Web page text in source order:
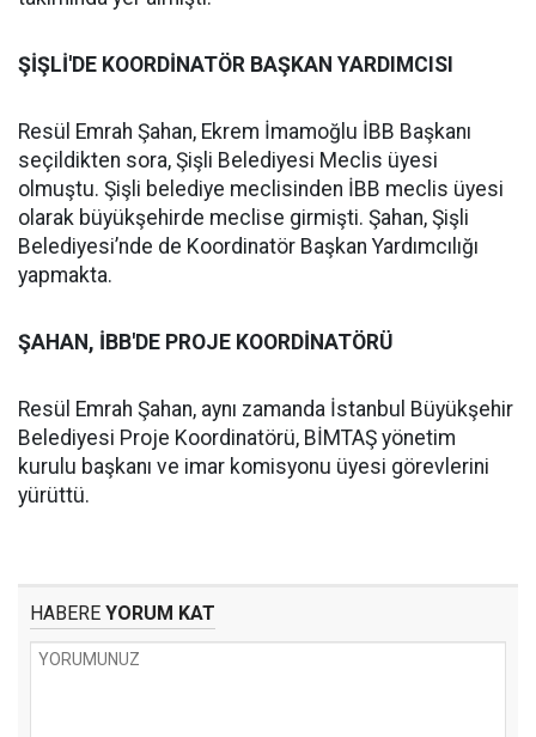
ŞİŞLİ'DE KOORDİNATÖR BAŞKAN YARDIMCISI
Resül Emrah Şahan, Ekrem İmamoğlu İBB Başkanı
seçildikten sora, Şişli Belediyesi Meclis üyesi
olmuştu. Şişli belediye meclisinden İBB meclis üyesi
olarak büyükşehirde meclise girmişti. Şahan, Şişli
Belediyesi’nde de Koordinatör Başkan Yardımcılığı
yapmakta.
ŞAHAN, İBB'DE PROJE KOORDİNATÖRÜ
Resül Emrah Şahan, aynı zamanda İstanbul Büyükşehir
Belediyesi Proje Koordinatörü, BİMTAŞ yönetim
kurulu başkanı ve imar komisyonu üyesi görevlerini
yürüttü.
HABERE YORUM KAT